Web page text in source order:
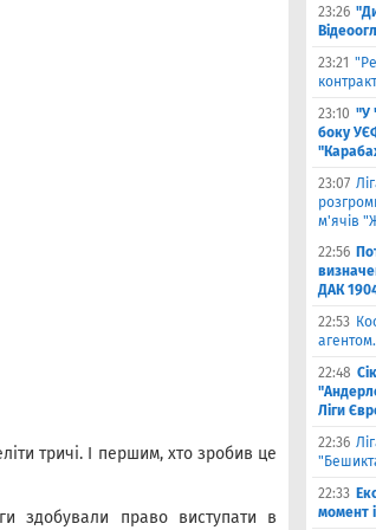
тричі. І першим, хто зробив це
здобували право виступати в
23:26
23:21
23:10 "У
боку
23:07
м'ячів
22:56
ДАК
22:53
22:48
Ліги
22:36
22:33
момент